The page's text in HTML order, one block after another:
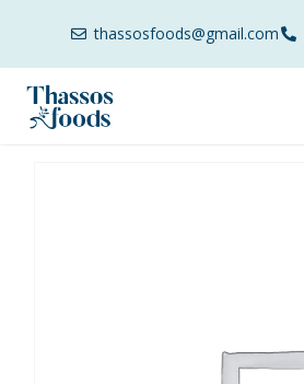
thassosfoods@gmail.com